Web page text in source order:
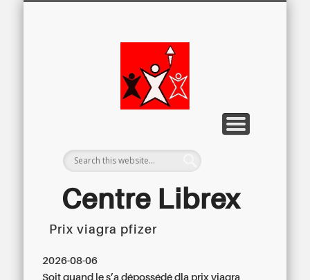
Centre Librex
Centre régional du Libre Examen
Prix viagra pfizer
2026-08-06
Soit quand le s’a dépossédé dla prix viagra